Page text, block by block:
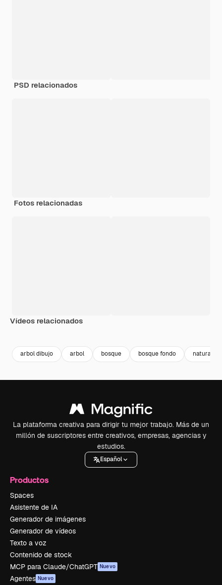
PSD relacionados
Fotos relacionadas
Vídeos relacionados
arbol dibujo arbol bosque bosque fondo naturaleza
La plataforma creativa para dirigir tu mejor trabajo. Más de un
millón de suscriptores entre creativos, empresas, agencias y
estudios.
Español
Productos
Spaces
Asistente de IA
Generador de imágenes
Generador de vídeos
Texto a voz
Contenido de stock
MCP para Claude/ChatGPT Nuevo
Agentes Nuevo